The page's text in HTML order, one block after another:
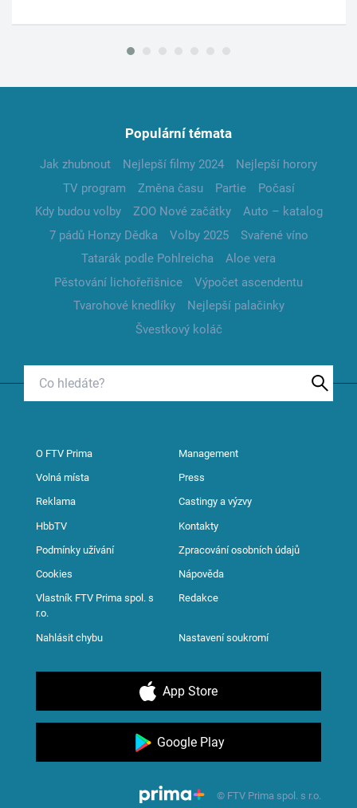
Populární témata
Jak zhubnout Nejlepší filmy 2024
Nejlepší horory
TV program
Změna času Partie
Počasí
Kdy budou volby
ZOO Nové začátky
Auto – katalog
7 pádů Honzy Dědka
Volby 2025
Svařené víno
Tatarák podle Pohlreicha
Aloe vera
Pěstování lichořeřišnice
Výpočet ascendentu
Tvarohové knedlíky
Nejlepší palačinky
Švestkový koláč
O FTV Prima Management
Volná místa Press
Reklama Castingy a výzvy
HbbTV Kontakty
Podmínky užívání Zpracování osobních údajů
Cookies Nápověda
Vlastník FTV Prima spol. s
r.o.
Redakce
Nahlásit chybu Nastavení soukromí
App Store
Google Play
© FTV Prima spol. s r.o.